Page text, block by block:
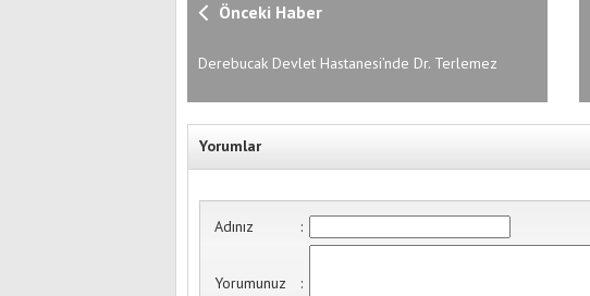
Önceki Haber
Derebucak Devlet Hastanesi’nde Dr. Terlemez
Yorumlar
Adınız :
Yorumunuz :